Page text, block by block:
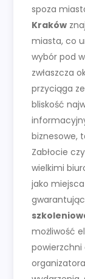
spoza
Kraków
miasta, co
wybór pod
zwłaszcza
przyciąga
bliskość
biznesowe,
Zabłocie
wielkimi
jako
możliwość